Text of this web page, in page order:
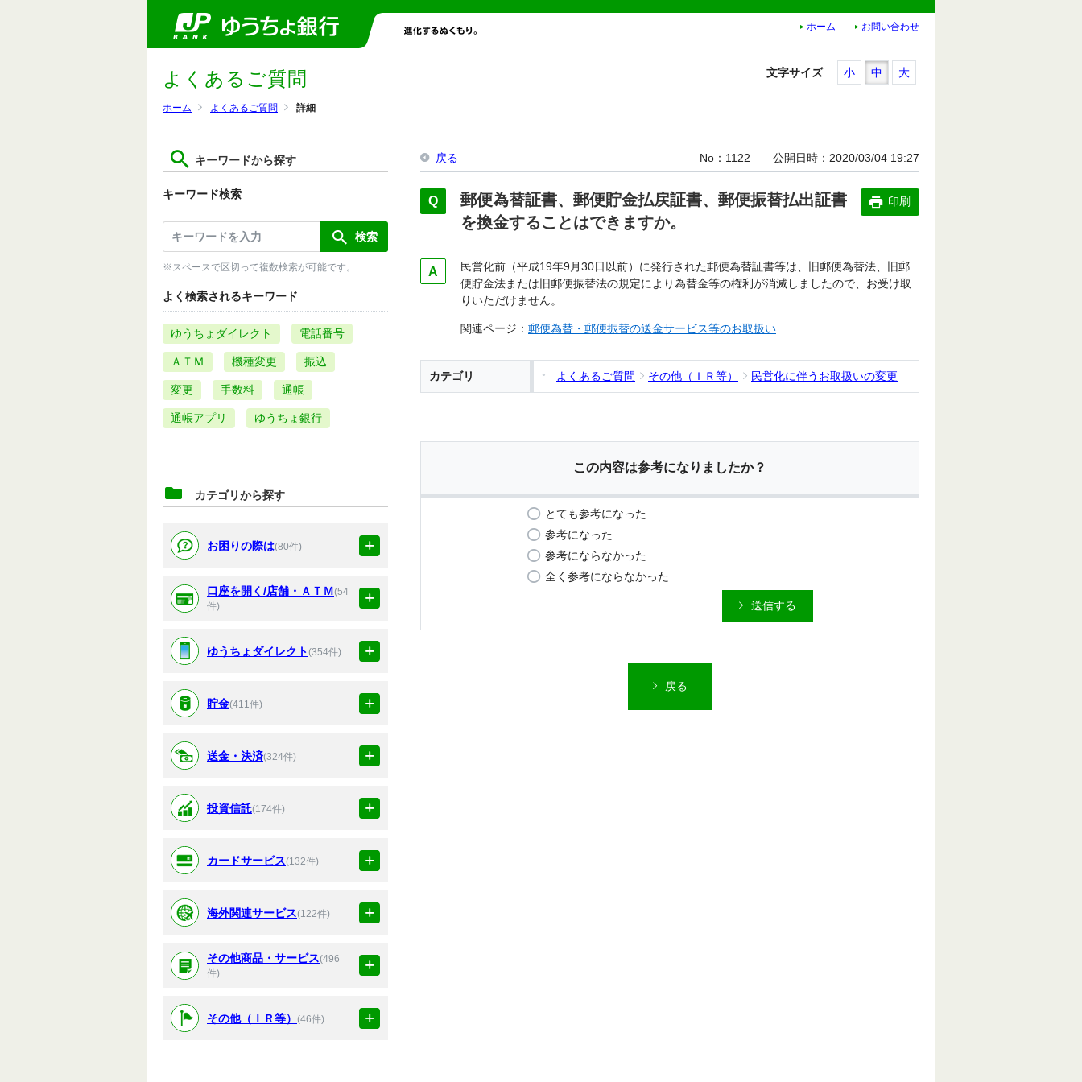
ホーム お問い合わせ
ホーム よくあるご質問 詳細
よくあるご質問
キーワードから探す
キーワード検索
※スペースで区切って複数検索が可能です。
よく検索されるキーワード
ゆうちょダイレクト 電話番号
ＡＴＭ 機種変更 振込
変更 手数料 通帳
通帳アプリ ゆうちょ銀行
カテゴリから探す
お困りの際は(80件)
口座を開く/店舗・ＡＴＭ(54
件)
ゆうちょダイレクト(354件)
貯金(411件)
送金・決済(324件)
投資信託(174件)
カードサービス(132件)
海外関連サービス(122件)
その他商品・サービス(496
件)
その他（ＩＲ等） (46件)
文字サイズ 小 中 大
戻る No 1122 公開日時 2020/03/04 19:27
郵便為替証書、郵便貯金払戻証書、郵便振替払出証書
を換金することはできますか。
印刷
民営化前（平成19年9月30日以前）に発行された郵便為替証書等は、旧郵便為替法、旧郵
便貯金法または旧郵便振替法の規定により為替金等の権利が消滅しましたので、お受け取
りいただけません。
関連ページ： 郵便為替・郵便振替の送金サービス等のお取扱い
カテゴリ よくあるご質問 その他（ＩＲ等） 民営化に伴うお取扱いの変更
この内容は参考になりましたか？
とても参考になった
参考になった
参考にならなかった
全く参考にならなかった
送信する
戻る